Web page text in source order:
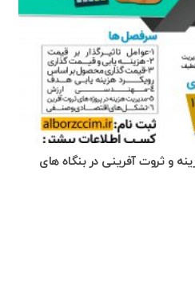
و ثروت آفرینی در بنگاه های